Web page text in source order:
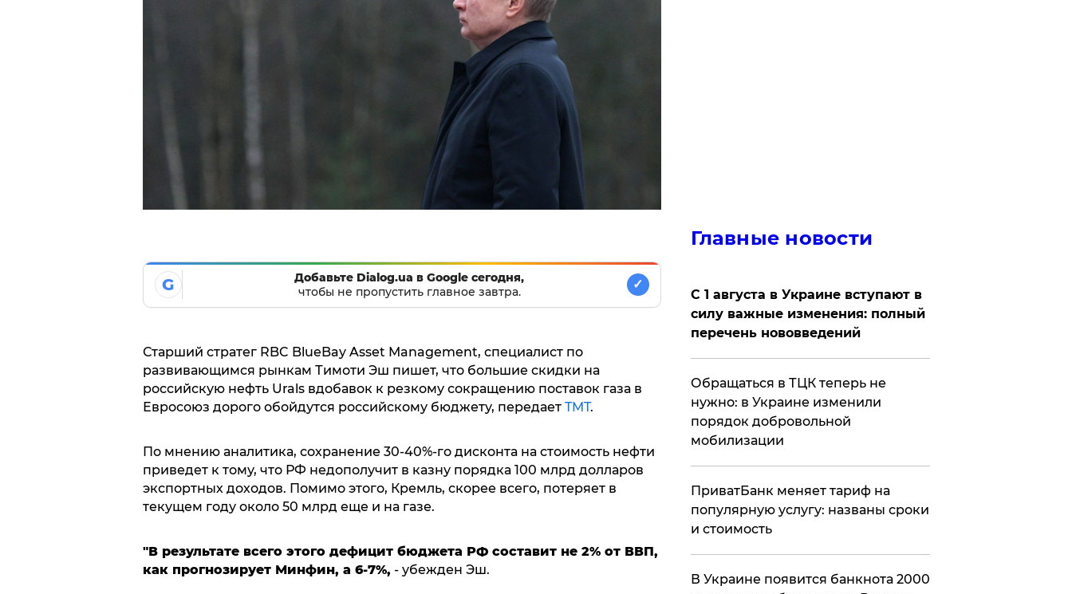
G
Добавьте Dialog.ua в Google сегодня,
чтобы не пропустить главное завтра.
✓
Старший стратег RBC BlueBay Asset Management, специалист по
развивающимся рынкам Тимоти Эш пишет, что большие скидки на
российскую нефть Urals вдобавок к резкому сокращению поставок газа в
Евросоюз дорого обойдутся российскому бюджету, передает TMT.
По мнению аналитика, сохранение 30-40%-го дисконта на стоимость нефти
приведет к тому, что РФ недополучит в казну порядка 100 млрд долларов
экспортных доходов. Помимо этого, Кремль, скорее всего, потеряет в
текущем году около 50 млрд еще и на газе.
"В результате всего этого дефицит бюджета РФ составит не 2% от ВВП,
как прогнозирует Минфин, а 6-7%, - убежден Эш.
Главные новости
С 1 августа в Украине вступают в
силу важные изменения: полный
перечень нововведений
Обращаться в ТЦК теперь не
нужно: в Украине изменили
порядок добровольной
мобилизации
ПриватБанк меняет тариф на
популярную услугу: названы сроки
и стоимость
В Украине появится банкнота 2000